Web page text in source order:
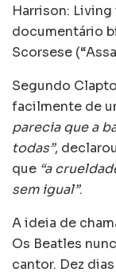
Harrison: Living
documentário
Scorsese
Segundo
facilmente de
parecia que a
todas”,
que “a
sem igual”.
A ideia de
Os Beatles
cantor. Dez